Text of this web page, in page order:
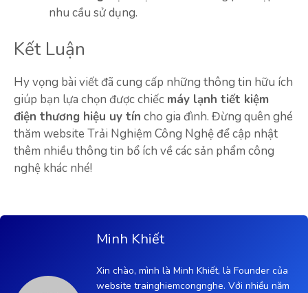
nhu cầu sử dụng.
Kết Luận
Hy vọng bài viết đã cung cấp những thông tin hữu ích
giúp bạn lựa chọn được chiếc máy lạnh tiết kiệm
điện thương hiệu uy tín cho gia đình. Đừng quên ghé
thăm website Trải Nghiệm Công Nghệ để cập nhật
thêm nhiều thông tin bổ ích về các sản phẩm công
nghệ khác nhé!
Minh Khiết
Xin chào, mình là Minh Khiết, là Founder của
website trainghiemcongnghe. Với nhiều năm